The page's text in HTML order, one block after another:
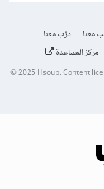
معنا
درّب معنا
مركز المساعدة
© 2025Hsoub.Content